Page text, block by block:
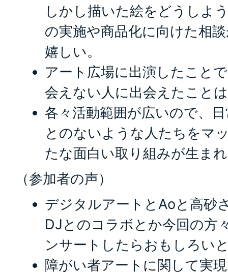
しかし描いた絵をどうしよ
の実施や商品化に向けた相
嬉しい。
アート広場に出演したこと
会えない人に出会えたこと
各々活動範囲が広いので、
とのないような人たちをマ
たな面白い取り組みが生ま
（参加者の声）
デジタルアートとAoと高砂
DJとのコラボとか今回の方
ンサートしたらおもしろい
障がい者アートに関して実